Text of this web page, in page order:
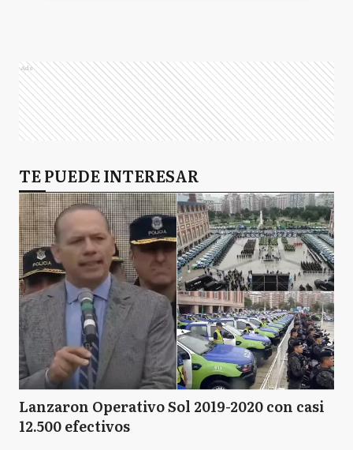
Ads
TE PUEDE INTERESAR
Lanzaron Operativo Sol 2019-2020 con casi
12.500 efectivos